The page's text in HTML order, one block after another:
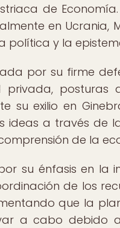
de
en Ucrania,
política y la
por su firme
posturas
su exilio en
ideas a través de
de la
su énfasis en la
de los
que la
a cabo